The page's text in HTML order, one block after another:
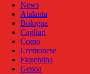
News
Atalanta
Bologna
Cagliari
Como
Cremonese
Fiorentina
Genoa